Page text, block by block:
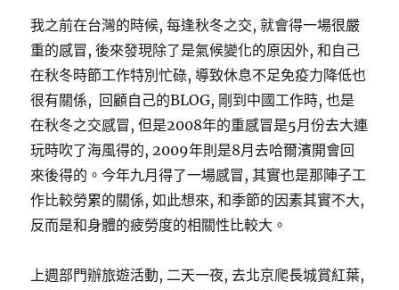
我之前在台灣的時候, 每逢秋冬之交, 就會得一場很嚴
重的感冒, 後來發現除了是氣候變化的原因外, 和自己
在秋冬時節工作特別忙碌, 導致休息不足免疫力降低也
很有關係, 回顧自己的BLOG, 剛到中國工作時, 也是
在秋冬之交感冒, 但是2008年的重感冒是5月份去大連
玩時吹了海風得的, 2009年則是8月去哈爾濱開會回
來後得的。今年九月得了一場感冒, 其實也是那陣子工
作比較勞累的關係, 如此想來, 和季節的因素其實不大,
反而是和身體的疲勞度的相關性比較大。
上週部門辦旅遊活動, 二天一夜, 去北京爬長城賞紅葉,